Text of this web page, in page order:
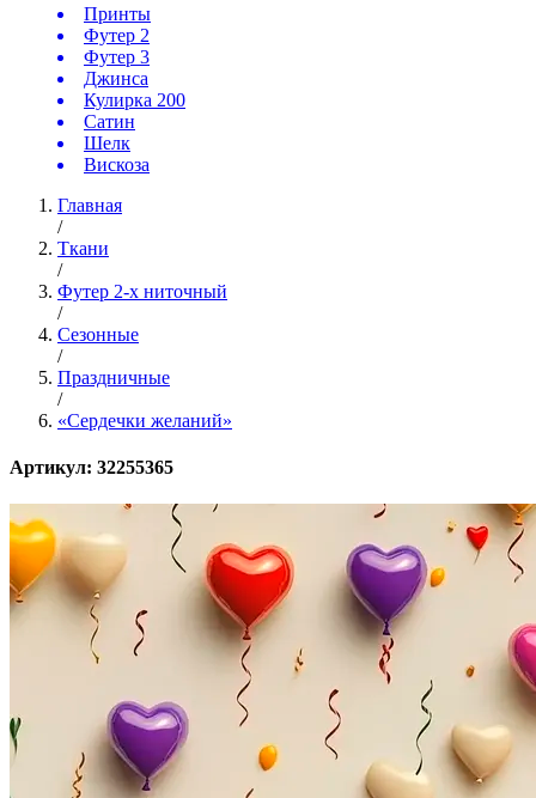
Принты
Футер 2
Футер 3
Джинса
Кулирка 200
Сатин
Шелк
Вискоза
Главная
/
Ткани
/
Футер 2-х ниточный
/
Сезонные
/
Праздничные
/
«Сердечки желаний»
Артикул: 32255365